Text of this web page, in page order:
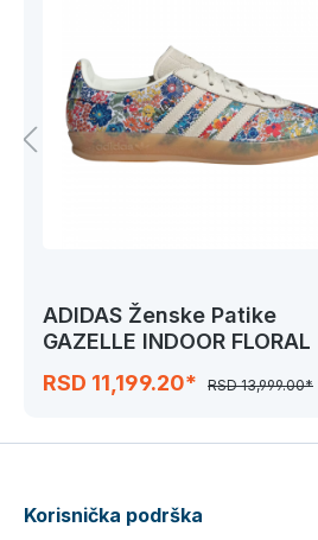
ADIDAS Ženske Patike
GAZELLE INDOOR FLORAL
RSD 11,199.20*
RSD 13,999.00*
Korisnička podrška